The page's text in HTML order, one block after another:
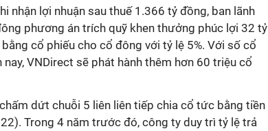
nhận lợi nhuận sau thuế 1.366 tỷ đồng, ban lãnh
phương án trích quỹ khen thưởng phúc lợi 32 tỷ
cổ phiếu cho cổ đông với tỷ lệ 5%. Với số cổ
VNDirect sẽ phát hành thêm hơn 60 triệu cổ
dứt chuỗi 5 liên liên tiếp chia cổ tức bằng tiền
Trong 4 năm trước đó, công ty duy trì tỷ lệ trả